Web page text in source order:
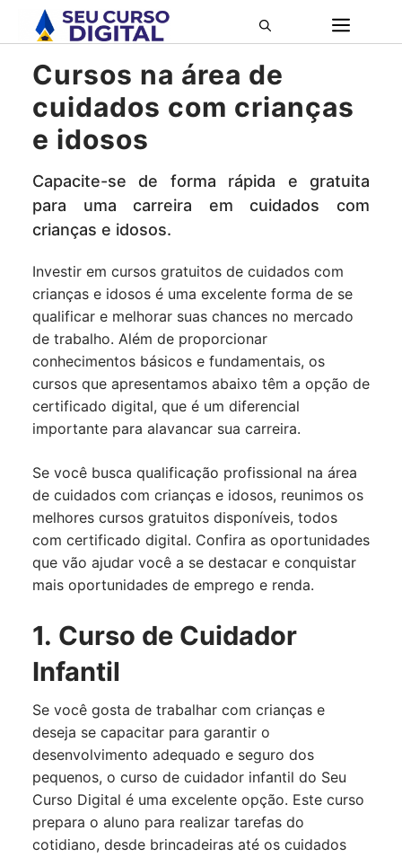
para
conteúdoCursos na área de
cuidados com crianças
e idosos
Capacite-se de forma rápida e gratuita
para uma carreira em cuidados com
crianças e idosos.
Investir em cursos gratuitos de cuidados com
crianças e idosos é uma excelente forma de se
qualificar e melhorar suas chances no mercado
de trabalho. Além de proporcionar
conhecimentos básicos e fundamentais, os
cursos que apresentamos abaixo têm a opção de
certificado digital, que é um diferencial
importante para alavancar sua carreira.
Se você busca qualificação profissional na área
de cuidados com crianças e idosos, reunimos os
melhores cursos gratuitos disponíveis, todos
com certificado digital. Confira as oportunidades
que vão ajudar você a se destacar e conquistar
mais oportunidades de emprego e renda.
1. Curso de Cuidador
Infantil
Se você gosta de trabalhar com crianças e
deseja se capacitar para garantir o
desenvolvimento adequado e seguro dos
pequenos, o curso de cuidador infantil do Seu
Curso Digital é uma excelente opção. Este curso
prepara o aluno para realizar tarefas do
cotidiano, desde brincadeiras até os cuidados